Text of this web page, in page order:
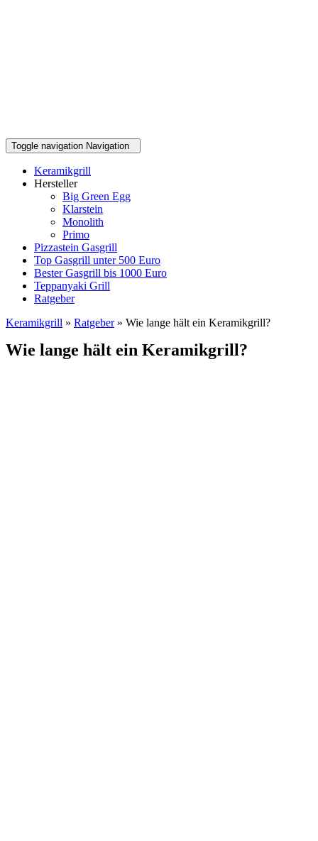
Toggle navigation Navigation
Keramikgrill
Hersteller
Big Green Egg
Klarstein
Monolith
Primo
Pizzastein Gasgrill
Top Gasgrill unter 500 Euro
Bester Gasgrill bis 1000 Euro
Teppanyaki Grill
Ratgeber
Keramikgrill » Ratgeber» Wie lange hält ein Keramikgrill?
Wie lange hält ein Keramikgrill?